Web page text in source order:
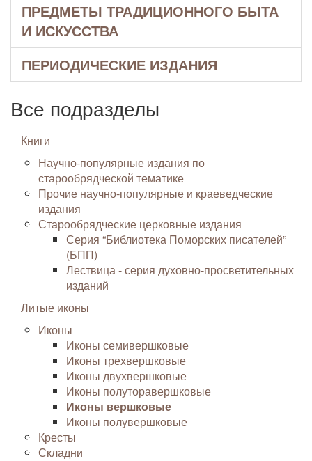
ПРЕДМЕТЫ ТРАДИЦИОННОГО БЫТА
И ИСКУССТВА
ПЕРИОДИЧЕСКИЕ ИЗДАНИЯ
Все подразделы
Книги
Научно-популярные издания по
старообрядческой тематике
Прочие научно-популярные и краеведческие
издания
Старообрядческие церковные издания
Серия “Библиотека Поморских писателей”
(БПП)
Лествица - серия духовно-просветительных
изданий
Литые иконы
Иконы
Иконы семивершковые
Иконы трехвершковые
Иконы двухвершковые
Иконы полуторавершковые
Иконы вершковые
Иконы полувершковые
Кресты
Складни